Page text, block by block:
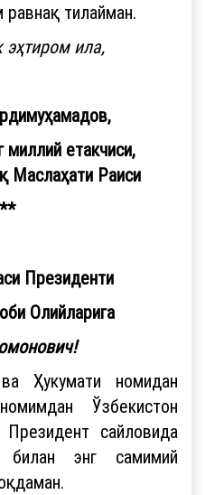
тилайман.
эҳтиром ила,
миллий етакчиси,
Маслаҳати Раиси
Президенти
Олийларига
Ҳукумати номидан
Ўзбекистон
Президент сайловида
билан энг самимий